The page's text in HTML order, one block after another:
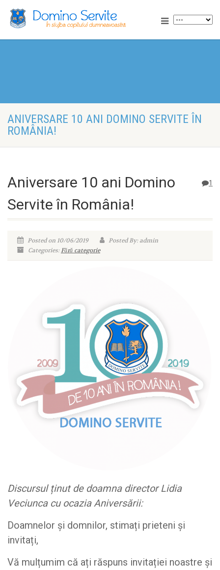
ANIVERSARE 10 ANI DOMINO SERVITE ÎN
ROMÂNIA!
1
Aniversare 10 ani Domino
Servite în România!
Posted on 10/06/2019
Posted By: admin
Categories:Fără categorie
Discursul ținut de doamna director Lidia
Veciunca cu ocazia Aniversării:
Doamnelor și domnilor, stimați prieteni și
invitați,
Vă mulțumim că ați răspuns invitației noastre și